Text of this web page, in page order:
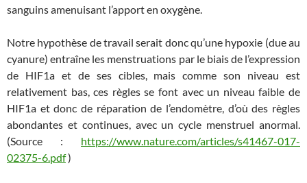
sanguins amenuisant l’apport en oxygène.
Notre hypothèse de travail serait donc qu’une hypoxie (due au
cyanure) entraîne les menstruations par le biais de l’expression
de HIF1a et de ses cibles, mais comme son niveau est
relativement bas, ces règles se font avec un niveau faible de
HIF1a et donc de réparation de l’endomètre, d’où des règles
abondantes et continues, avec un cycle menstruel anormal.
(Source : https://www.nature.com/articles/s41467-017-
02375-6.pdf)